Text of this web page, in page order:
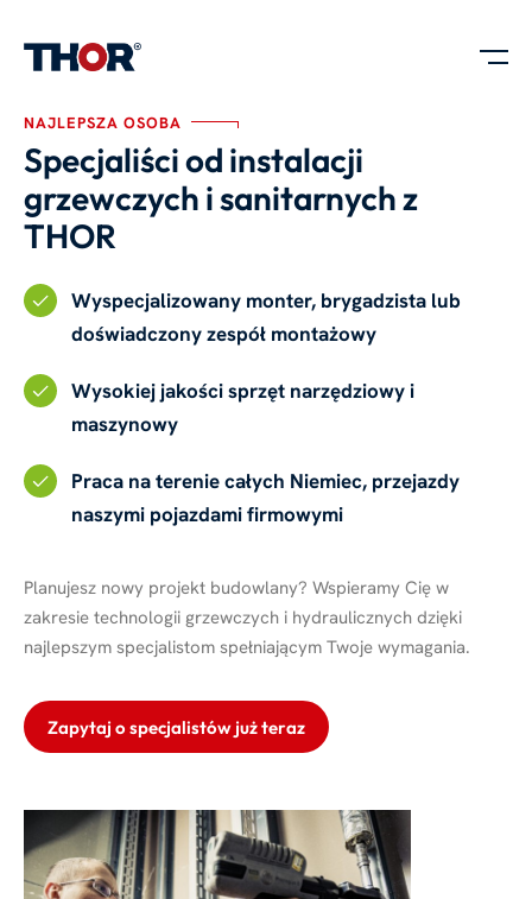
NAJLEPSZA OSOBA
Specjaliści od instalacji
grzewczych i sanitarnych z
THOR
Wyspecjalizowany monter, brygadzista lub
doświadczony zespół montażowy
Wysokiej jakości sprzęt narzędziowy i
maszynowy
Praca na terenie całych Niemiec, przejazdy
naszymi pojazdami firmowymi
Planujesz nowy projekt budowlany? Wspieramy Cię w
zakresie technologii grzewczych i hydraulicznych dzięki
najlepszym specjalistom spełniającym Twoje wymagania.
Zapytaj o specjalistów już teraz